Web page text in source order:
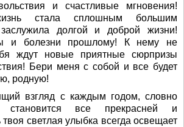
и счастливые мгновения!
стала сплошным большим
долгой и доброй жизни!
и болезни прошлому! К нему не
ждут новые приятные сюрпризы
Бери меня с собой и все будет
родную!
взгляд с каждым годом, словно
все прекрасней и
твоя светлая улыбка всегда освещает